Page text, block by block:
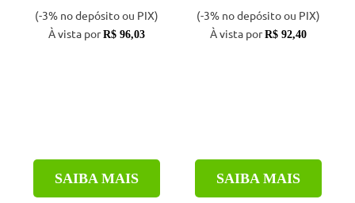
(-3% no depósito ou PIX)
À vista porR$ 96,03
SAIBA MAIS
(-3% no depósito ou PIX)
À vista porR$ 92,40
SAIBA MAIS